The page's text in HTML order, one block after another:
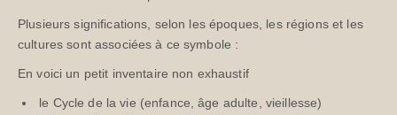
Plusieurs significations, selon les époques, les régions et les
cultures sont associées à ce symbole :
En voici un petit inventaire non exhaustif
le Cycle de la vie (enfance, âge adulte, vieillesse)